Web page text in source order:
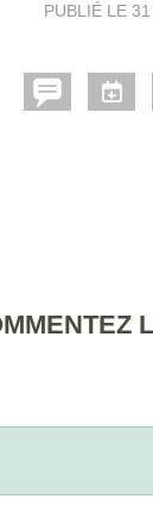
PUBLIÉ LE